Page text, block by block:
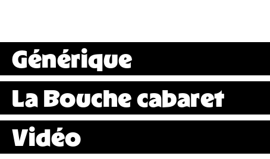
Générique
La Bouche cabaret
Vidéo